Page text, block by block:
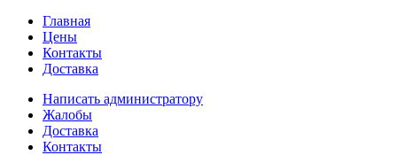
Главная
Цены
Контакты
Доставка
Написать администратору
Жалобы
Доставка
Контакты